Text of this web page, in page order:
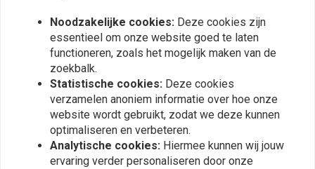
10 Garage Essentials for New Motorcycle
Owners
Op de hoogte blijven?
Noodzakelijke cookies: Deze cookies zijn
essentieel om onze website goed te laten
functioneren, zoals het mogelijk maken van de
zoekbalk.
Statistische cookies: Deze cookies
verzamelen anoniem informatie over hoe onze
website wordt gebruikt, zodat we deze kunnen
optimaliseren en verbeteren.
Analytische cookies: Hiermee kunnen wij jouw
ervaring verder personaliseren door onze